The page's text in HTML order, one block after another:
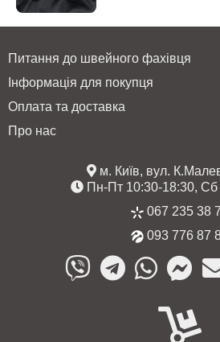
Питання до швейного фахівця
Інформація для покупця
Оплата та доставка
Про нас
м. Київ, вул.
Пн-Пт 10:30-18:30, Сб
067 235 38
093 776 87